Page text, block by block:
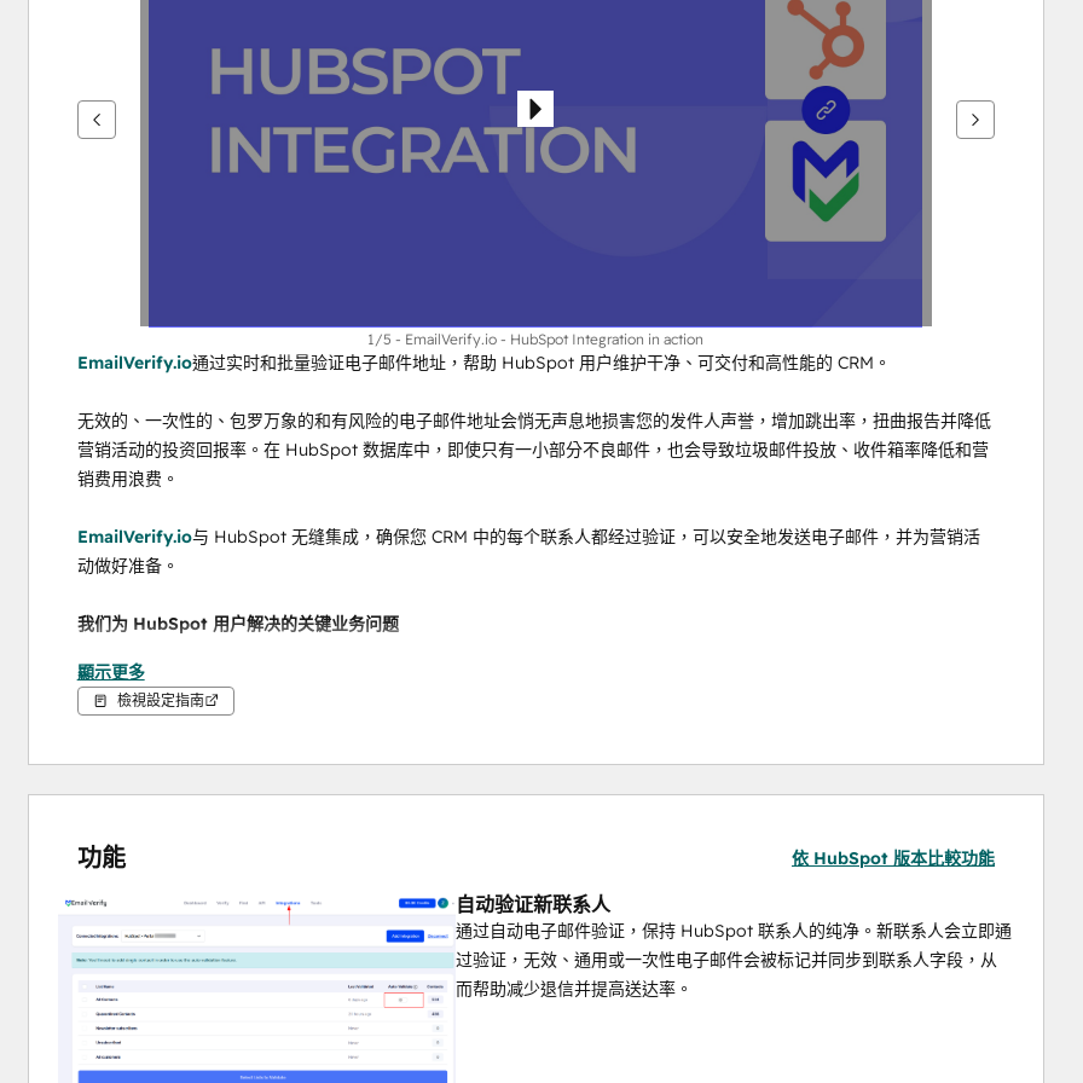
其
他
1/5 - EmailVerify.io - HubSpot Integration in action
EmailVerify.io通过实时和批量验证电子邮件地址，帮助 HubSpot 用户维护干净、可交付和高性能的 CRM。
无效的、一次性的、包罗万象的和有风险的电子邮件地址会悄无声息地损害您的发件人声誉，增加跳出率，扭曲报告并降低
营销活动的投资回报率。在 HubSpot 数据库中，即使只有一小部分不良邮件，也会导致垃圾邮件投放、收件箱率降低和营
销费用浪费。
EmailVerify.io与 HubSpot 无缝集成，确保您 CRM 中的每个联系人都经过验证，可以安全地发送电子邮件，并为营销活
动做好准备。
我们为 HubSpot 用户解决的关键业务问题
1. 高跳出率和可送达性问题
硬退信向邮箱提供商发出名单质量不佳的信号，并可能导致垃圾邮件放置或账户警告。
2.损害发件人声誉
的地址和高风险电子邮件，从而保护您的收件箱位置。
3.浪费营销预算
向无法投递的联系人发送的每封电子邮件都会浪费资金并影响分析结果。通过在 HubSpot 内部验证联系人，您只需关注可
交付的潜在客户，从而提高打开率、参与度和整体投资回报率。
4.缺乏电子邮件质量可见性
大多数团队不知道哪些联系人是安全的、有风险的或无法投递的。
顯示更多
檢視設定指南
功能 依 HubSpot 版本比較功能
自动验证新联系人
通过自动电子邮件验证，保持 HubSpot 联系人的纯净。新联系人会立即通
过验证，无效、通用或一次性电子邮件会被标记并同步到联系人字段，从
而帮助减少退信并提高送达率。